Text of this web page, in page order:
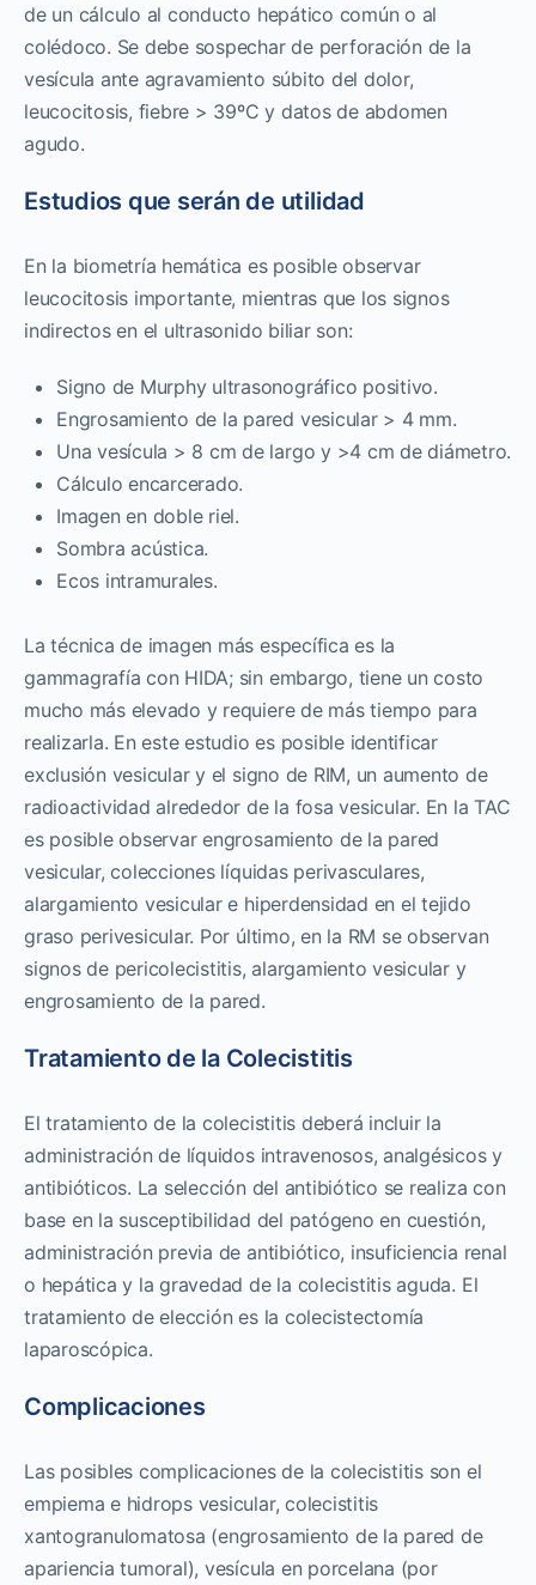
de un cálculo al conducto hepático común o al
colédoco. Se debe sospechar de perforación de la
vesícula ante agravamiento súbito del dolor,
leucocitosis, fiebre > 39ºC y datos de abdomen
agudo.
Estudios que serán de utilidad
En la biometría hemática es posible observar
leucocitosis importante, mientras que los signos
indirectos en el ultrasonido biliar son:
Signo de Murphy ultrasonográfico positivo.
Engrosamiento de la pared vesicular > 4 mm.
Una vesícula > 8 cm de largo y >4 cm de diámetro.
Cálculo encarcerado.
Imagen en doble riel.
Sombra acústica.
Ecos intramurales.
La técnica de imagen más específica es la
gammagrafía con HIDA; sin embargo, tiene un costo
mucho más elevado y requiere de más tiempo para
realizarla. En este estudio es posible identificar
exclusión vesicular y el signo de RIM, un aumento de
radioactividad alrededor de la fosa vesicular. En la TAC
es posible observar engrosamiento de la pared
vesicular, colecciones líquidas perivasculares,
alargamiento vesicular e hiperdensidad en el tejido
graso perivesicular. Por último, en la RM se observan
signos de pericolecistitis, alargamiento vesicular y
engrosamiento de la pared.
Tratamiento de la Colecistitis
El tratamiento de la colecistitis deberá incluir la
administración de líquidos intravenosos, analgésicos y
antibióticos. La selección del antibiótico se realiza con
base en la susceptibilidad del patógeno en cuestión,
administración previa de antibiótico, insuficiencia renal
o hepática y la gravedad de la colecistitis aguda. El
tratamiento de elección es la colecistectomía
laparoscópica.
Complicaciones
Las posibles complicaciones de la colecistitis son el
empiema e hidrops vesicular, colecistitis
xantogranulomatosa (engrosamiento de la pared de
apariencia tumoral), vesícula en porcelana (por